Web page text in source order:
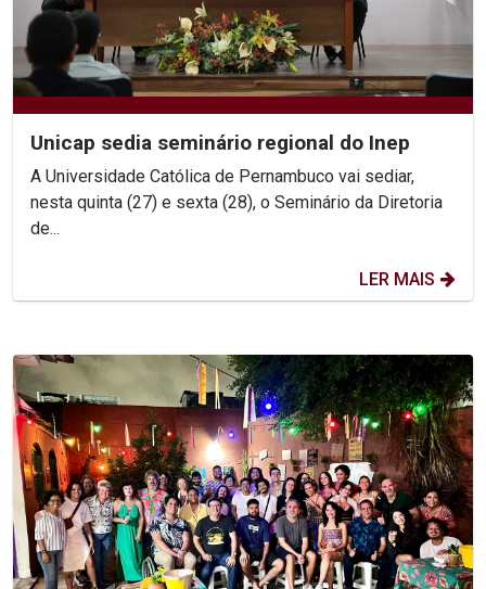
Unicap sedia seminário regional do Inep
A Universidade Católica de Pernambuco vai sediar,
nesta quinta (27) e sexta (28), o Seminário da Diretoria
de...
LER MAIS